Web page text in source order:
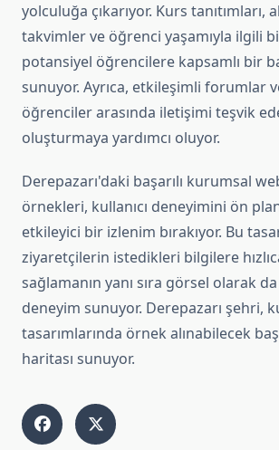
yolculuğa çıkarıyor. Kurs tanıtımları,
takvimler ve öğrenci yaşamıyla ilgili
potansiyel öğrencilere kapsamlı bir
sunuyor. Ayrıca, etkileşimli forumlar
öğrenciler arasında iletişimi teşvik
oluşturmaya yardımcı oluyor.
Derepazarı'daki başarılı kurumsal
örnekleri, kullanıcı deneyimini ön
etkileyici bir izlenim bırakıyor. Bu
ziyaretçilerin istedikleri bilgilere
sağlamanın yanı sıra görsel olarak
deneyim sunuyor. Derepazarı şehri,
tasarımlarında örnek alınabilecek
haritası sunuyor.